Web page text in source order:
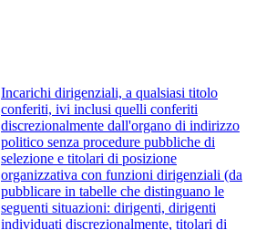
Incarichi dirigenziali, a qualsiasi titolo
conferiti, ivi inclusi quelli conferiti
discrezionalmente dall'organo di indirizzo
politico senza procedure pubbliche di
selezione e titolari di posizione
organizzativa con funzioni dirigenziali (da
pubblicare in tabelle che distinguano le
seguenti situazioni: dirigenti, dirigenti
individuati discrezionalmente, titolari di